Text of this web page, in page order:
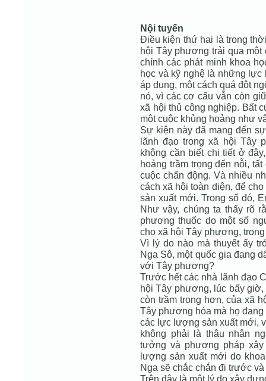
Nội tuyến
Điều kiện thứ hai là trong
hội Tây phương trải qua một
chính các phát minh khoa
học và kỹ nghệ là những
áp dụng, một cách quá đột
nó, vì các cơ cấu vẫn còn
xã hội thủ công nghiệp. Bất
một cuộc khủng hoảng như
Sự kiện này đã mang đến
lãnh đạo trong xã hội Tây
không cần biết chi tiết ở
hoảng trầm trọng đến nỗi,
cuộc chấn động. Và nhiều
cách xã hội toàn diện, để
sản xuất mới. Trong số đó,
Như vậy, chúng ta thấy rõ
phương thuốc do một số
cho xã hội Tây phương,
Vì lý do nào mà thuyết ấy
Nga Sô, một quốc gia đang
với Tây phương?
Trước hết các nhà lãnh đạo
hội Tây phương, lúc bấy
còn trầm trọng hơn, của xã
Tây phương hóa mà họ
các lực lượng sản xuất mới,
không phải là thâu nhận
tưởng và phương pháp
lượng sản xuất mới do
Nga sẽ chắc chắn đi trước
Trên đây là một lý do xây